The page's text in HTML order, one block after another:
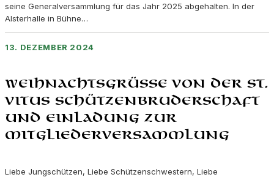
seine Generalversammlung für das Jahr 2025 abgehalten. In der
Alsterhalle in Bühne…
13. DEZEMBER 2024
Weihnachtsgrüße von der St.
Vitus Schützenbruderschaft
und Einladung zur
Mitgliederversammlung
Liebe Jungschützen, Liebe Schützenschwestern, Liebe